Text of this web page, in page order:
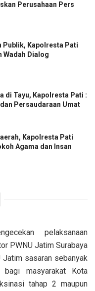
Perusahaan Pers
Publik, Kapolresta Pati
Wadah Dialog
di Tayu, Kapolresta Pati :
Persaudaraan Umat
Kapolresta Pati
Agama dan Insan
pelaksanaan
PWNU Jatim Surabaya
Jatim sasaran sebanyak
masyarakat Kota
tahap 2 maupun